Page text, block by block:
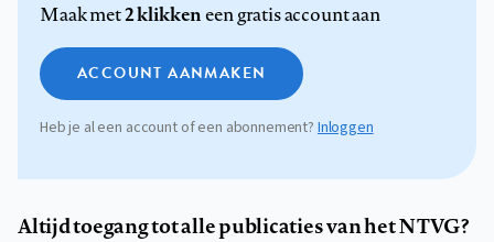
Maak met2 klikkeneen gratis account aan
ACCOUNT AANMAKEN
Heb je al een account of een abonnement?Inloggen
Altijd toegang tot alle publicaties van het NTVG?